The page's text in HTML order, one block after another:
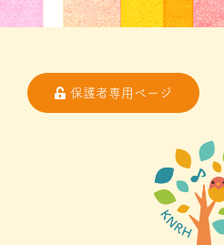
保護者専用ページ